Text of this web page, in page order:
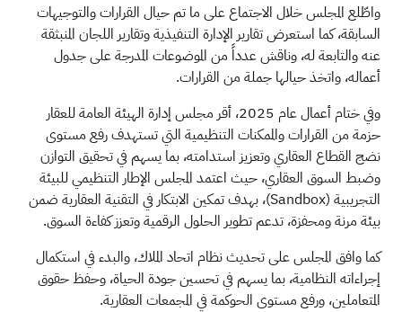
واطّلع المجلس خلال الاجتماع على ما تم حيال القرارات والتوجيهات
السابقة، كما استعرض تقارير الإدارة التنفيذية وتقارير اللجان المنبثقة
عنه والتابعة له، وناقش عدداً من الموضوعات المدرجة على جدول
أعماله، واتخذ حيالها جملة من القرارات.
وفي ختام أعمال عام 2025، أقر مجلس إدارة الهيئة العامة للعقار
حزمة من القرارات والممكنات التنظيمية التي تستهدف رفع مستوى
نضج القطاع العقاري وتعزيز استدامته، بما يسهم في تحقيق التوازن
وضبط السوق العقاري، حيث اعتمد المجلس الإطار التنظيمي للبيئة
التجريبية (Sandbox)، بهدف تمكين الابتكار في التقنية العقارية ضمن
بيئة مرنة ومحفزة، تدعم تطوير الحلول الرقمية وتعزز كفاءة السوق.
كما وافق المجلس على تحديث نظام اتحاد الملاك، والبدء في استكمال
إجراءاته النظامية، بما يسهم في تحسين جودة الحياة، وحفظ حقوق
المتعاملين، ورفع مستوى الحوكمة في المجمعات العقارية.